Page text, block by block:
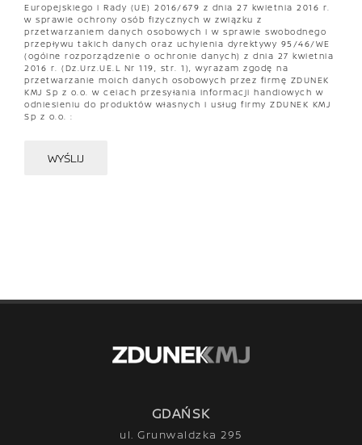
Europejskiego i Rady (UE) 2016/679 z dnia 27 kwietnia 2016 r.
w sprawie ochrony osób fizycznych w związku z
przetwarzaniem danych osobowych i w sprawie swobodnego
przepływu takich danych oraz uchylenia dyrektywy 95/46/WE
(ogólne rozporządzenie o ochronie danych) z dnia 27 kwietnia
2016 r. (Dz.Urz.UE.L Nr 119, str. 1), wyrażam zgodę na
przetwarzanie moich danych osobowych przez firmę ZDUNEK
KMJ Sp z o.o. w celach przesyłania informacji handlowych w
odniesieniu do produktów własnych i usług firmy ZDUNEK KMJ
Sp z o.o. :
GDAŃSK
ul. Grunwaldzka 295